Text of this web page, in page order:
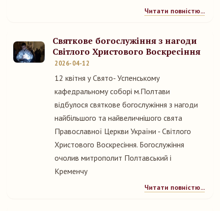
Читати повністю...
Святкове богослужіння з нагоди
Світлого Христового Воскресіння
2026-04-12
12 квітня у Свято- Успенському
кафедральному соборі м.Полтави
відбулося святкове богослужіння з нагоди
найбільшого та найвеличнішого свята
Православної Церкви України - Світлого
Христового Воскресіння. Богослужіння
очолив митрополит Полтавський і
Кременчу
Читати повністю...